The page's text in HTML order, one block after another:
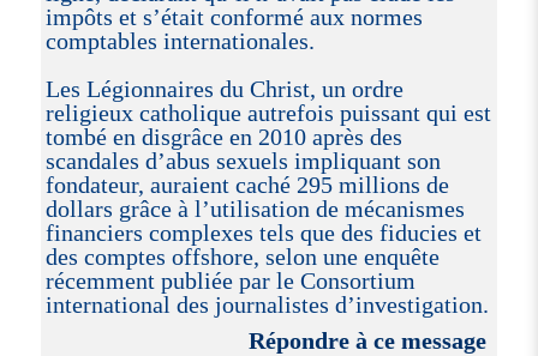
impôts et s’était conformé aux normes
comptables internationales.
Les Légionnaires du Christ, un ordre
religieux catholique autrefois puissant qui est
tombé en disgrâce en 2010 après des
scandales d’abus sexuels impliquant son
fondateur, auraient caché 295 millions de
dollars grâce à l’utilisation de mécanismes
financiers complexes tels que des fiducies et
des comptes offshore, selon une enquête
récemment publiée par le Consortium
international des journalistes d’investigation.
Répondre à ce message